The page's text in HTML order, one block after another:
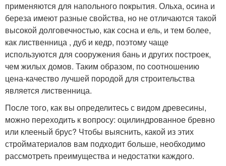
применяются для напольного покрытия. Ольха, осина и
береза имеют разные свойства, но не отличаются такой
высокой долговечностью, как сосна и ель, и тем более,
как лиственница , дуб и кедр, поэтому чаще
используются для сооружения бань и других построек,
чем жилых домов. Таким образом, по соотношению
цена-качество лучшей породой для строительства
является лиственница.
После того, как вы определитесь с видом древесины,
можно переходить к вопросу: оцилиндрованное бревно
или клееный брус? Чтобы выяснить, какой из этих
стройматериалов вам подходит больше, необходимо
рассмотреть преимущества и недостатки каждого.